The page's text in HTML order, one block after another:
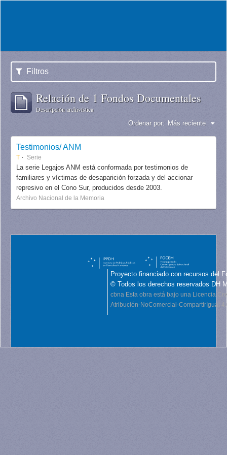
Filtros
Relación de 1 Fondos Documentales
Descripción archivística
Ordenar por: Más reciente
Testimonios/ ANM
T Serie
La serie Legajos ANM está conformada por testimonios de
familiares y víctimas de desaparición forzada y del accionar
represivo en el Cono Sur, producidos desde 2003.
Archivo Nacional de la Memoria
Proyecto financiado con recursos del
© Todos los derechos reservados DH
cbna Esta obra está bajo una Licencia
Atribución-NoComercial-CompartirIgual